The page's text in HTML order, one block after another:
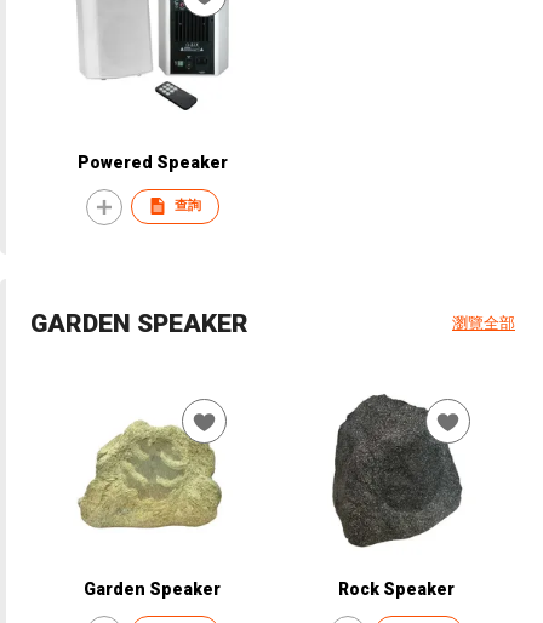
Powered Speaker
查詢
GARDEN SPEAKER 瀏覽全部
Garden Speaker Rock Speaker